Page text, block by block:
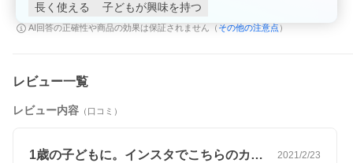
長く使える
子どもが興味を持つ
AI回答の正確性や商品の効果は保証されません（ その他の注意点 ）
レビュー一覧
レビュー内容 （口コミ）
1歳の子どもに。インスタでこちらのカー… 2021/2/23